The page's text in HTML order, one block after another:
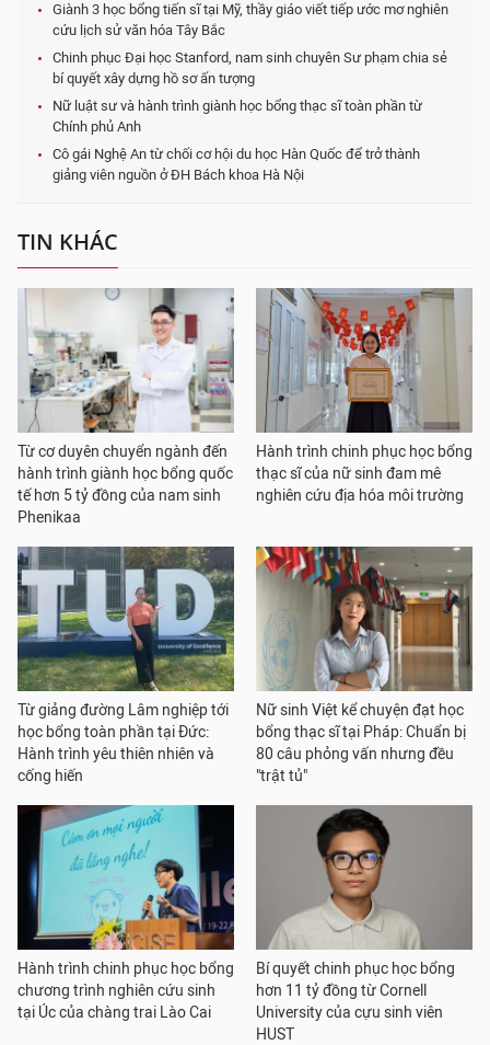
Giành 3 học bổng tiến sĩ tại Mỹ, thầy giáo viết tiếp ước mơ nghiên
cứu lịch sử văn hóa Tây Bắc
Chinh phục Đại học Stanford, nam sinh chuyên Sư phạm chia sẻ
bí quyết xây dựng hồ sơ ấn tượng
Nữ luật sư và hành trình giành học bổng thạc sĩ toàn phần từ
Chính phủ Anh
Cô gái Nghệ An từ chối cơ hội du học Hàn Quốc để trở thành
giảng viên nguồn ở ĐH Bách khoa Hà Nội
TIN KHÁC
Từ cơ duyên chuyển ngành đến
hành trình giành học bổng quốc
tế hơn 5 tỷ đồng của nam sinh
Phenikaa
Hành trình chinh phục học bổng
thạc sĩ của nữ sinh đam mê
nghiên cứu địa hóa môi trường
Từ giảng đường Lâm nghiệp tới
học bổng toàn phần tại Đức:
Hành trình yêu thiên nhiên và
cống hiến
Nữ sinh Việt kể chuyện đạt học
bổng thạc sĩ tại Pháp: Chuẩn bị
80 câu phỏng vấn nhưng đều
"trật tủ"
Hành trình chinh phục học bổng
chương trình nghiên cứu sinh
tại Úc của chàng trai Lào Cai
Bí quyết chinh phục học bổng
hơn 11 tỷ đồng từ Cornell
University của cựu sinh viên
HUST